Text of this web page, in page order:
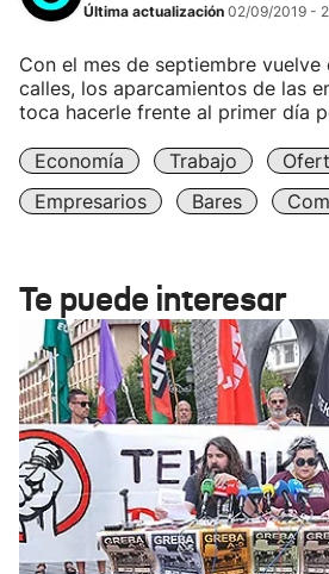
Última actualización 02/09/2019 -
Con el mes de septiembre
calles, los aparcamientos de las
toca hacerle frente al primer día
Economía Trabajo
Empresarios
Bares
Te puede interesar